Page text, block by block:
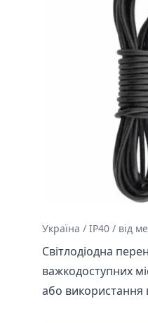
Україна / IP40 / від
Світлодіодна
важкодоступних
або використання